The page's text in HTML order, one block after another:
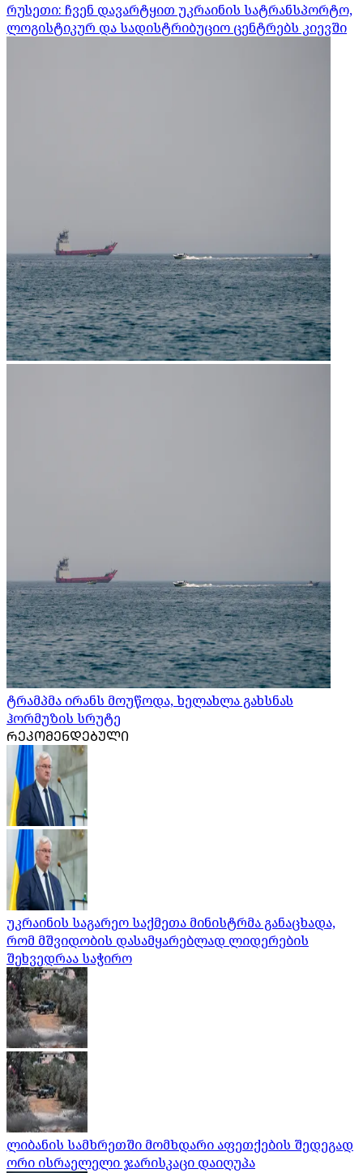
რუსეთი: ჩვენ დავარტყით უკრაინის სატრანსპორტო,
ლოგისტიკურ და სადისტრიბუციო ცენტრებს კიევში
ტრამპმა ირანს მოუწოდა, ხელახლა გახსნას
ჰორმუზის სრუტე
ᲠᲔᲙᲝᲛᲔᲜᲓᲔᲑᲣᲚᲘ
უკრაინის საგარეო საქმეთა მინისტრმა განაცხადა,
რომ მშვიდობის დასამყარებლად ლიდერების
შეხვედრაა საჭირო
ლიბანის სამხრეთში მომხდარი აფეთქების შედეგად
ორი ისრაელელი ჯარისკაცი დაიღუპა